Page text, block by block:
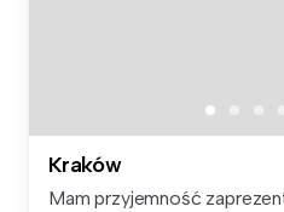
Kraków
Mam przyjemność